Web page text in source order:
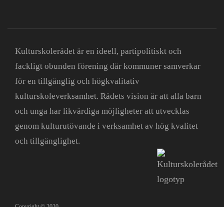
Kulturskolerådet är en ideell, partipolitiskt och
fackligt obunden förening där kommuner samverkar
för en tillgänglig och högkvalitativ
kulturskoleverksamhet. Rådets vision är att alla barn
och unga har likvärdiga möjligheter att utvecklas
genom kulturutövande i verksamhet av hög kvalitet
och tillgänglighet.